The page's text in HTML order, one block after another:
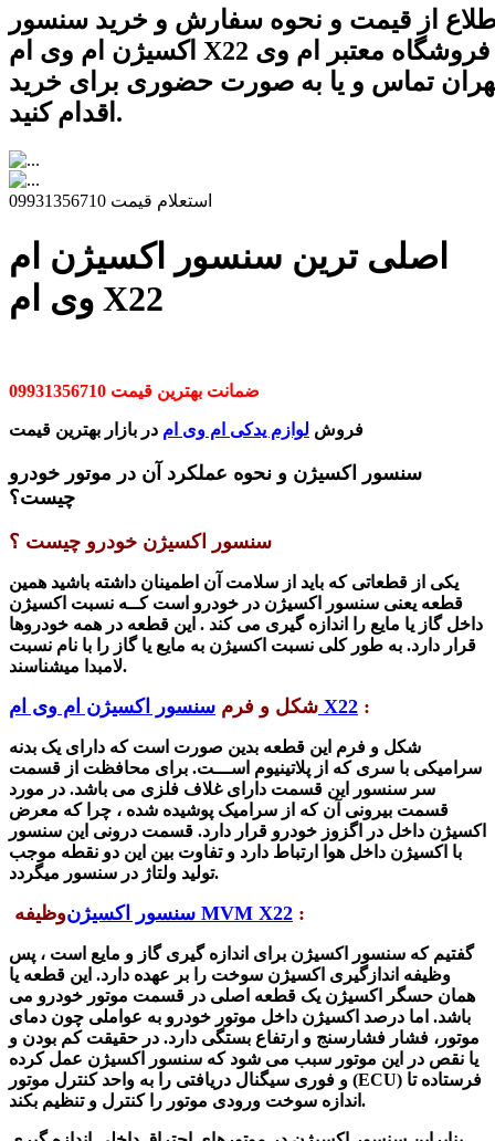
از قیمت و نحوه سفارش و خرید سنسور
اکسیژن ام وی ام X22 می توانید با فروشگاه معتبر ام وی
تهران تماس و یا به صورت حضوری برای خرید
اقدام کنید.
استعلام قیمت 09931356710
اصلی ترین سنسور اکسیژن ام
وی ام X22
ضمانت بهترین قیمت 09931356710
فروش لوازم یدکی ام وی ام در بازار بهترین قیمت
سنسور اکسیژن و نحوه عملکرد آن در موتور خودرو
چیست؟
سنسور اکسیژن خودرو چیست ؟
یکی از قطعاتی که باید از سلامت آن اطمینان داشته باشید همین
قطعه یعنی سنسور اکسیژن در خودرو است کــه نسبت اکسیژن
داخل گاز یا مایع را اندازه گیری می کند . این قطعه در همه خودروها
قرار دارد. به طور کلی نسبت اکسیژن به مایع یا گاز را با نام نسبت
لامبدا میشناسند.
شکل و فرم سنسور اکسیژن ام وی ام X22 :
شکل و فرم این قطعه بدین صورت است که دارای یک بدنه‌
سرامیکی‌ با سری که از پلاتینیوم‌ اســـت. برای محافظت از قسمت
سر سنسور این قسمت دارای غلاف‌ فلزی‌ می باشد. در مورد
قسمت بیرونی آن که از سرامیک‌ پوشیده شده ، چرا که معرض‌
اکسیژن‌ داخل در اگزوز خودرو قرار دارد. قسمت‌ درونی این سنسور
با اکسیژن‌ داخل هوا ارتباط دارد و تفاوت بین‌ این‌ دو نقطه‌ موجب
تولید ولتاژ در سنسور میگردد.
وظیفه سنسور اکسیژن MVM X22 :
گفتیم که سنسور اکسیژن برای اندازه گیری گاز و مایع است ، پس
وظیفه اندازگیری اکسیژن سوخت را بر عهده دارد. این قطعه یا
همان حسگر اکسیژن یک قطعه اصلی در قسمت موتور خودرو می
باشد. اما درصد اکسیژن داخل موتور خودرو به عواملی چون دمای
موتور، فشار فشارسنج و ارتفاع بستگی دارد. در حقیقت کم بودن و
یا نقص در این موتور سبب می شود که سنسور اکسیژن عمل کرده
و فوری سیگنال دریافتی را به واحد کنترل موتور (ECU) فرستاده تا
اندازه سوخت ورودی موتور را کنترل و تنظیم بکند.